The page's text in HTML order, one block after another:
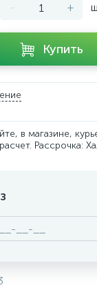
- +
Купить
в магазине,
Рассрочка: